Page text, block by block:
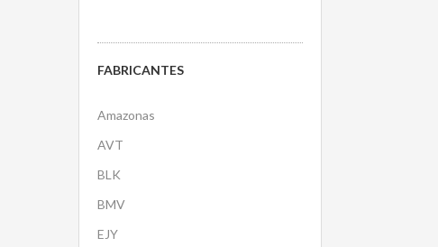
FABRICANTES
Amazonas
AVT
BLK
BMV
EJY